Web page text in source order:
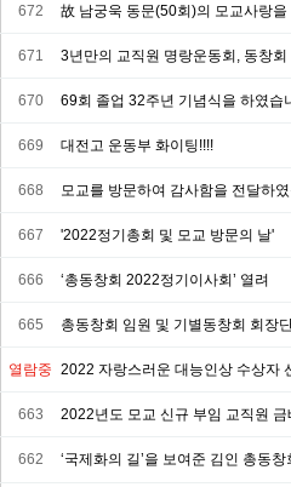
672 故 남궁욱 동문(50회)의 모교사랑
671 3년만의 교직원 명랑운동회, 동창
670 69회 졸업 32주년 기념식을 하였습
669 대전고 운동부 화이팅!!!!
668 모교를 방문하여 감사함을 전달하
667 '2022정기총회 및 모교 방문의 날'
666 ‘총동창회 2022정기이사회’ 열려
665 총동창회 임원 및 기별동창회 회장
열람중 2022 자랑스러운 대능인상 수상자
663 2022년도 모교 신규 부임 교직원
662 ‘국제화의 길’을 보여준 김인 총동창